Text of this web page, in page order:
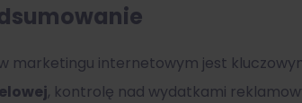
marketingu internetowym jest
, kontrolę nad wydatkami